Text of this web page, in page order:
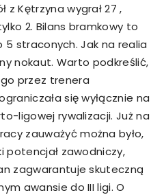
z Kętrzyna wygrał 27 ,
2. Bilans bramkowy to
5 straconych. Jak na realia
nokaut. Warto podkreślić,
przez trenera
się wyłącznie na
ligowej rywalizacji. Już na
zauważyć można było,
zawodniczy,
zagwarantuje skuteczną
awansie do III ligi. O